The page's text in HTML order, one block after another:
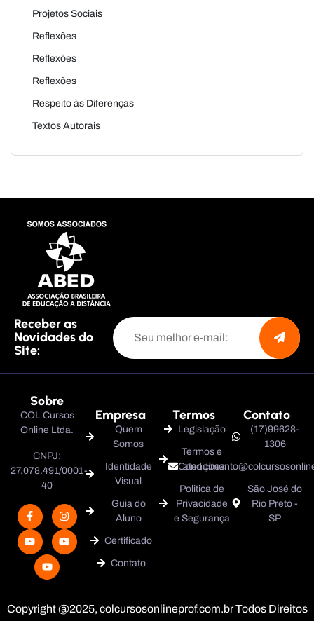
Projetos Sociais
Reflexões
Reflexôes
Reflexões
Respeito às Diferenças
Textos Autorais
Receber as
Novidades do
Site:
Sobre
COL Cursos
Online Ltda.
CNPJ:
27.078.491/0001-
40
Empresa
Quem
Somos
Identidade
Visual
Guia do
Aluno
Certificado
Contato
Termos
Legislação
Termos e
Condições
Politica de
Privacidade
e Segurança
Contato
(17)99628-
1306
São José do
Rio Preto -
SP
Copyright @2025, colcursosonlineprof.com.br Todos Direitos